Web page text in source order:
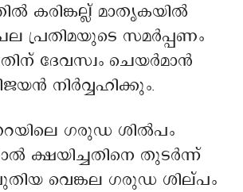
കരിങ്കല്ല് മാതൃകയിൽ
പ്രതിമയുടെ സമർപ്പണം
ദേവസ്വം ചെയർമാൻ
നിർവ്വഹിക്കും.
ഗരുഡ ശിൽപം
ക്ഷയിച്ചതിനെ തുടർന്ന്
വെങ്കല ഗരുഡ ശില്പം